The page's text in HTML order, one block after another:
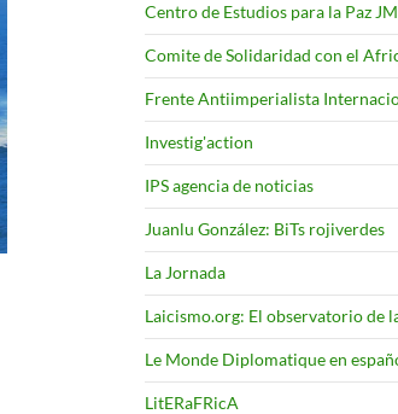
Centro de Estudios para la Paz
Comite de Solidaridad con el
Frente Antiimperialista
Investig'action
IPS agencia de noticias
Juanlu González: BiTs rojiverdes
La Jornada
Laicismo.org: El observatorio de
Le Monde Diplomatique en
LitERaFRicA